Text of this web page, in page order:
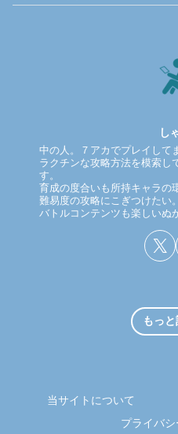
し
中の人。７アカでプレイして
ラクチンな攻略方法を模索し
す。
育成の度合いも所持キャラの
難易度の攻略にこぎつけたい。
バトルコンテンツも楽しいぬ
もっと
当サイトについて
プライバ